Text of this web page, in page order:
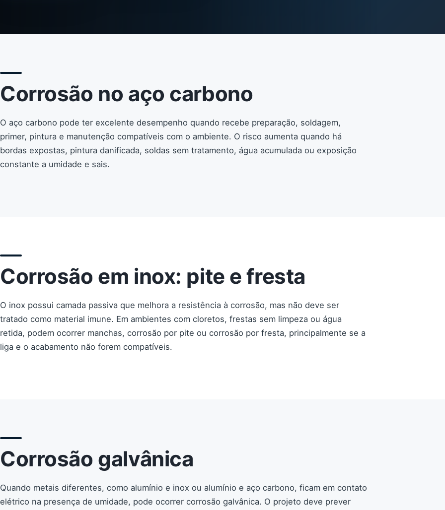
Corrosão no aço carbono
O aço carbono pode ter excelente desempenho quando recebe preparação, soldagem,
primer, pintura e manutenção compatíveis com o ambiente. O risco aumenta quando há
bordas expostas, pintura danificada, soldas sem tratamento, água acumulada ou exposição
constante a umidade e sais.
Corrosão em inox: pite e fresta
O inox possui camada passiva que melhora a resistência à corrosão, mas não deve ser
tratado como material imune. Em ambientes com cloretos, frestas sem limpeza ou água
retida, podem ocorrer manchas, corrosão por pite ou corrosão por fresta, principalmente se a
liga e o acabamento não forem compatíveis.
Corrosão galvânica
Quando metais diferentes, como alumínio e inox ou alumínio e aço carbono, ficam em contato
elétrico na presença de umidade, pode ocorrer corrosão galvânica. O projeto deve prever